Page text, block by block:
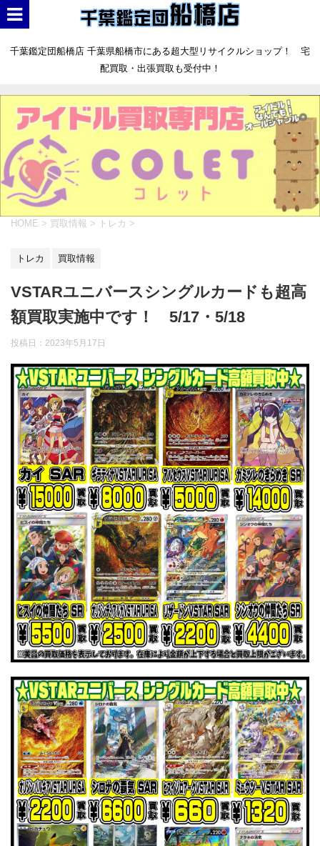
千葉鑑定団船橋店 千葉県船橋市にある超大型リサイクルショップ！ 宅
配買取・出張買取も受付中！
HOME > 買取情報 > トレカ >
トレカ 買取情報
VSTARユニバースシングルカードも超高
額買取実施中です！ 5/17・5/18
投稿日： 2023年5月17日